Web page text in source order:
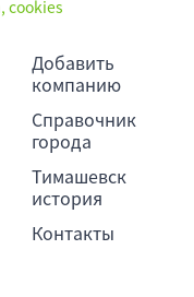
cookies
Добавить
компанию
Справочник
города
Тимашевск
история
Контакты